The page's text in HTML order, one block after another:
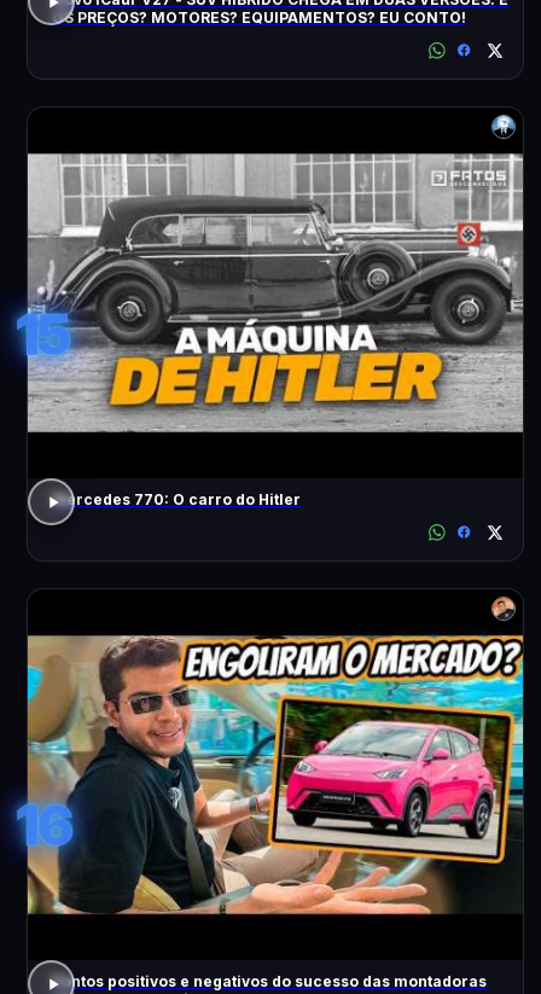
OS PREÇOS? MOTORES? EQUIPAMENTOS? EU CONTO!
15
Mercedes 770: O carro do Hitler
16
Pontos positivos e negativos do sucesso das montadoras